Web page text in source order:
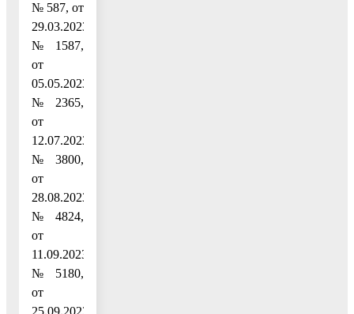
№ 587, от
29.03.2023
№ 1587,
от
05.05.2023
№ 2365,
от
12.07.2023
№ 3800,
от
28.08.2023
№ 4824,
от
11.09.2023
№ 5180,
от
25.09.2023